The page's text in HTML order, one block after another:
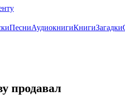
ПесниАудиокнигиКнигиЗагадки
продавал